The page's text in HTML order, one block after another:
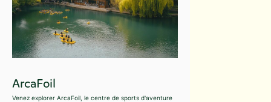
ArcaFoil
Venez explorer ArcaFoil, le centre de sports d'aventure